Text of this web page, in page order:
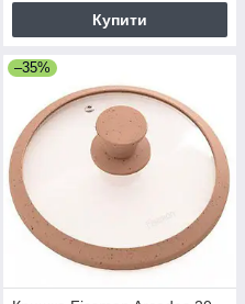
Купити
–35%